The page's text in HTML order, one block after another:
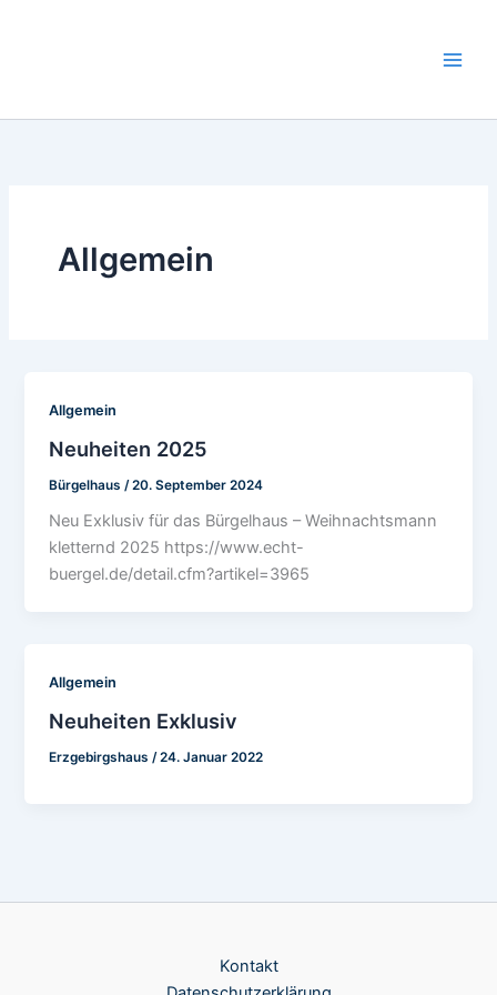
Allgemein
Allgemein
Neuheiten 2025
Bürgelhaus /20. September 2024
Neu Exklusiv für das Bürgelhaus – Weihnachtsmann
kletternd 2025 https://www.echt-
buergel.de/detail.cfm?artikel=3965
Allgemein
Neuheiten Exklusiv
Erzgebirgshaus /24. Januar 2022
Kontakt